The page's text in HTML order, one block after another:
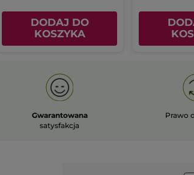
DODAJ DO
KOSZYKA
Gwarantowana
satysfakcja
Prawo